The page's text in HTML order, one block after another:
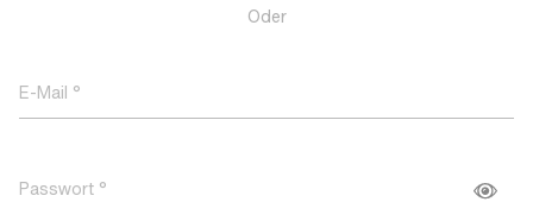
Oder
E-Mail
Passwort